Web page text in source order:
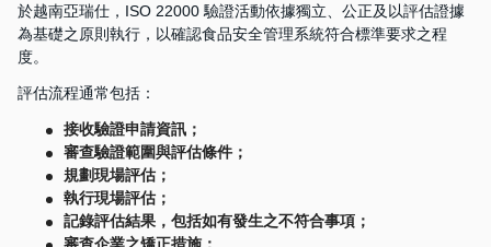
於越南亞瑞仕，ISO 22000 驗證活動依據獨立、公正及以評估證據
為基礎之原則執行，以確認食品安全管理系統符合標準要求之程
度。
評估流程通常包括：
接收驗證申請資訊；
審查驗證範圍與評估條件；
規劃現場評估；
執行現場評估；
記錄評估結果，包括如有發生之不符合事項；